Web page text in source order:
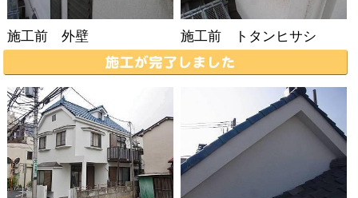
施工前 外壁 施工前 トタンヒサシ